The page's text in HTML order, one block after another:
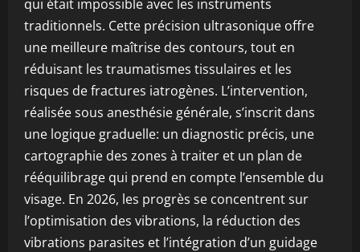
qui était impossible avec les instruments
traditionnels. Cette précision ultrasonique offre
une meilleure maîtrise des contours, tout en
réduisant les traumatismes tissulaires et les
risques de fractures iatrogènes. L’intervention,
réalisée sous anesthésie générale, s’inscrit dans
une logique graduelle: un diagnostic précis, une
cartographie des zones à traiter et un plan de
rééquilibrage qui prend en compte l’ensemble du
visage. En 2026, les progrès se concentrent sur
l’optimisation des vibrations, la réduction des
vibrations parasites et l’intégration d’un guidage